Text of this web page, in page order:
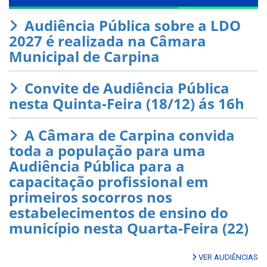
Audiência Pública sobre a LDO
2027 é realizada na Câmara
Municipal de Carpina
Convite de Audiência Pública
nesta Quinta-Feira (18/12) ás 16h
A Câmara de Carpina convida
toda a população para uma
Audiência Pública para a
capacitação profissional em
primeiros socorros nos
estabelecimentos de ensino do
município nesta Quarta-Feira (22)
VER AUDIÊNCIAS